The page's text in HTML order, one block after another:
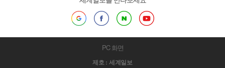
PC 화면
제호 : 세계일보